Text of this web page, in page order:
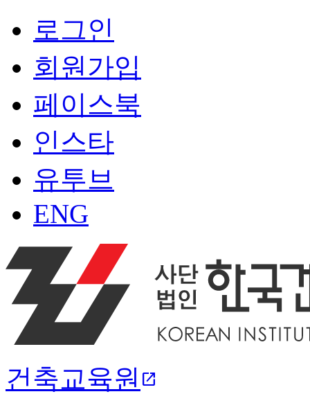
로그인
회원가입
페이스북
인스타
유투브
ENG
건축교육원 open_in_new